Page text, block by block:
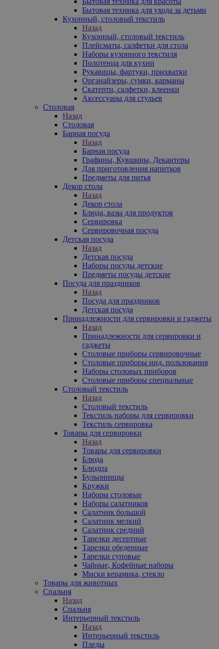
Бытовая техника для ухода за детьми
Кухонный, столовый текстиль
Назад
Кухонный, столовый текстиль
Плейсматы, салфетки для стола
Наборы кухонного текстиля
Полотенца для кухни
Рукавицы, фартуки, прихватки
Органайзеры, сумки, карманы
Скатерти, салфетки, клеенки
Аксессуары для стульев
Столовая
Назад
Столовая
Барная посуда
Назад
Барная посуда
Графины, Кувшины, Декантеры
Для приготовления напитков
Предметы для питья
Декор стола
Назад
Декор стола
Блюда, вазы для продуктов
Сервировка
Сервировочная посуда
Детская посуда
Назад
Детская посуда
Наборы посуды детские
Предметы посуды детские
Посуда для праздников
Назад
Посуда для праздников
Детская посуда
Принадлежности для сервировки и гаджеты
Назад
Принадлежности для сервировки и
гаджеты
Столовые приборы сервировочные
Столовые приборы инд. пользования
Наборы столовых приборов
Столовые приборы специальные
Столовый текстиль
Назад
Столовый текстиль
Текстиль наборы для сервировки
Текстиль сервировка
Товары для сервировки
Назад
Товары для сервировки
Блюда
Блюдца
Бульонницы
Кружки
Наборы столовые
Наборы салатников
Салатник большой
Салатник мелкий
Салатник средний
Тарелки десертные
Тарелки обеденные
Тарелки суповые
Чайные, Кофейные наборы
Миски керамика, стекло
Товары для животных
Спальня
Назад
Спальня
Интерьерный текстиль
Назад
Интерьерный текстиль
Пледы